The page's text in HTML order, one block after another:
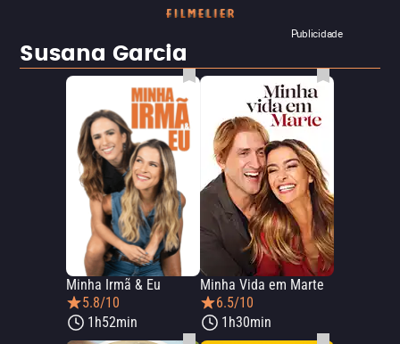
Publicidade
Susana Garcia
Minha Irmã & Eu
5.8/10
1h52min
Minha Vida em Marte
6.5/10
1h30min